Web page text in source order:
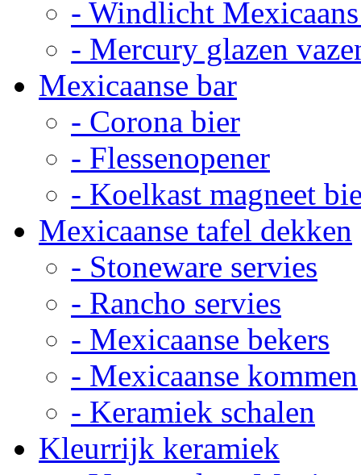
- Windlicht
- Mercury glazen
Mexicaanse bar
- Corona bier
- Flessenopener
- Koelkast magneet
Mexicaanse tafel dekken
- Stoneware servies
- Rancho servies
- Mexicaanse bekers
- Mexicaanse kommen
- Keramiek schalen
Kleurrijk keramiek